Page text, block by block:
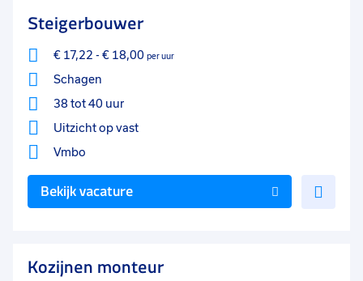
Steigerbouwer
€ 17,22 - € 18,00 per uur
Schagen
38 tot 40 uur
Uitzicht op vast
Vmbo
Bekijk vacature
Kozijnen monteur